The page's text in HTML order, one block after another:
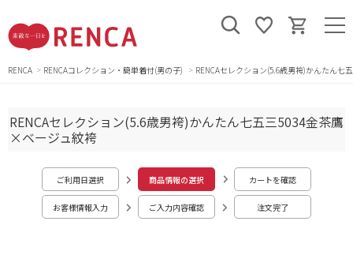
RENCA RENCAコレクション・簡単着付(男の子) RENCAセレクション(5.6歳男袴)かんたん七
RENCAセレクション(5.6歳男袴)かんたん七五三5034金茶鷹
×ベージュ紋袴
ご利用日選択 商品情報の選択 カートを確認
お客様情報入力 ご入力内容確認 注文完了